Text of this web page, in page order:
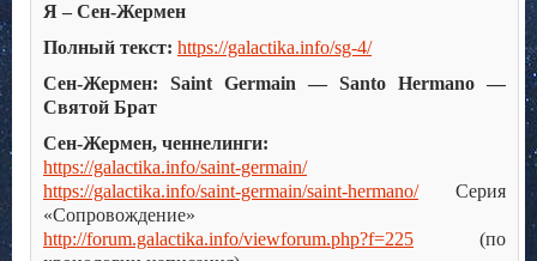
Я – Сен-Жермен
Полный текст: https://galactika.info/sg-4/
Сен-Жермен: Saint Germain — Santo Hermano —
Святой Брат
Сен-Жермен, ченнелинги:
https://galactika.info/saint-germain/
https://galactika.info/saint-germain/saint-hermano/Серия
«Сопровождение»
http://forum.galactika.info/viewforum.php?f=225 (по